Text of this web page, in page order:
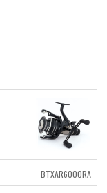
BTXAR6000RA